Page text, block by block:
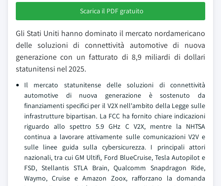
Scarica il PDF gratuito
Gli Stati Uniti hanno dominato il mercato nordamericano
delle soluzioni di connettività automotive di nuova
generazione con un fatturato di 8,9 miliardi di dollari
statunitensi nel 2025.
Il mercato statunitense delle soluzioni di connettività
automotive di nuova generazione è sostenuto da
finanziamenti specifici per il V2X nell'ambito della Legge sulle
infrastrutture bipartisan. La FCC ha fornito chiare indicazioni
riguardo allo spettro 5.9 GHz C V2X, mentre la NHTSA
continua a lavorare attivamente sulle comunicazioni V2V e
sulle linee guida sulla cybersicurezza. I principali attori
nazionali, tra cui GM Ultifi, Ford BlueCruise, Tesla Autopilot e
FSD, Stellantis STLA Brain, Qualcomm Snapdragon Ride,
Waymo, Cruise e Amazon Zoox, rafforzano la domanda